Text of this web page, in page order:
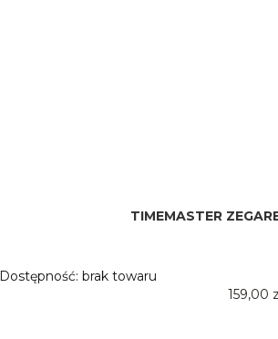
TIMEMASTER
Dostępność: brak towaru
159,00